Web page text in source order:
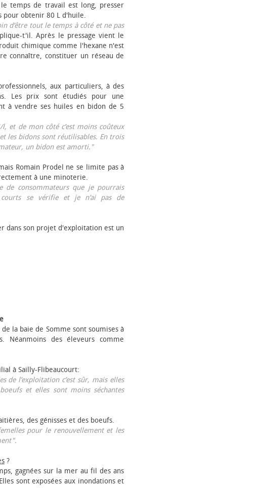
temps de travail est long, presser
pour obtenir 80 L d'huile.
d’être tout le temps à côté et ne pas
t'il. Après le pressage vient le
chimique comme l'hexane n'est
connaître, constituer un réseau de
aux particuliers, à des
Les prix sont étudiés pour une
à vendre ses huiles en bidon de 5
et de mon côté c’est moins coûteux
les bidons sont réutilisables. En trois
un bidon est amorti."
Romain Prodel ne se limite pas à
à une minoterie.
de consommateurs que je pourrais
courts se vérifie et je n’ai pas de
dans son projet d'exploitation est un
la baie de Somme sont soumises à
Néanmoins des éleveurs comme
à Sailly-Flibeaucourt:
de l’exploitation c’est sûr, mais elles
et elles sont moins séchantes
des génisses et des bœufs.
pour le renouvellement et les
?
gagnées sur la mer au fil des ans
sont exposées aux inondations et